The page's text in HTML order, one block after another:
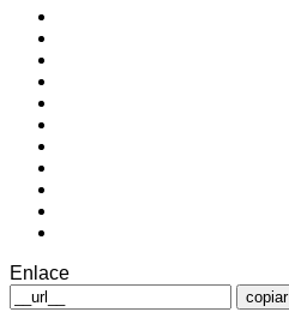
Enlace
copiar